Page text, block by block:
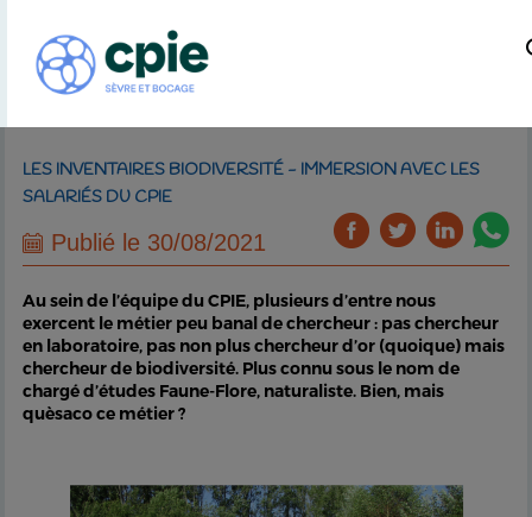
LES INVENTAIRES BIODIVERSITÉ - IMMERSION AVEC LES
SALARIÉS DU CPIE
Publié le 30/08/2021
Au sein de l’équipe du CPIE, plusieurs d’entre nous
exercent le métier peu banal de chercheur : pas chercheur
en laboratoire, pas non plus chercheur d’or (quoique) mais
chercheur de biodiversité. Plus connu sous le nom de
chargé d’études Faune-Flore, naturaliste. Bien, mais
quèsaco ce métier ?